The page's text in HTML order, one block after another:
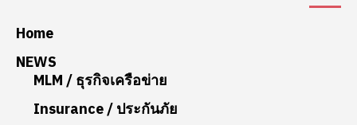
Home
NEWS
MLM / ธุรกิจเครือข่าย
Insurance / ประกันภัย